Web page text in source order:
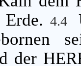
4.4
der